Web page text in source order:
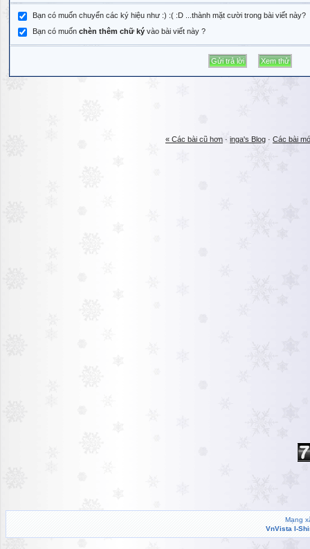
Bạn có muốn chuyển các ký hiệu như :) :( :D ...thành mặt cười trong bài viết này?
Bạn có muốn chèn thêm chữ ký vào bài viết này ?
« Các bài cũ hơn · inga's Blog · Các bài
Mạng
VnVista I-